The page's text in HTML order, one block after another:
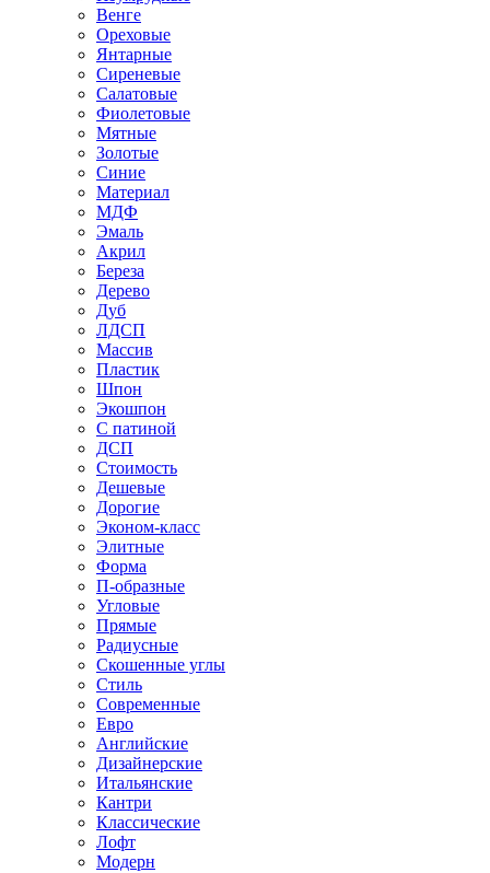
Венге
Ореховые
Янтарные
Сиреневые
Салатовые
Фиолетовые
Мятные
Золотые
Синие
Материал
МДФ
Эмаль
Акрил
Береза
Дерево
Дуб
ЛДСП
Массив
Пластик
Шпон
Экошпон
С патиной
ДСП
Стоимость
Дешевые
Дорогие
Эконом-класс
Элитные
Форма
П-образные
Угловые
Прямые
Радиусные
Скошенные углы
Стиль
Современные
Евро
Английские
Дизайнерские
Итальянские
Кантри
Классические
Лофт
Модерн